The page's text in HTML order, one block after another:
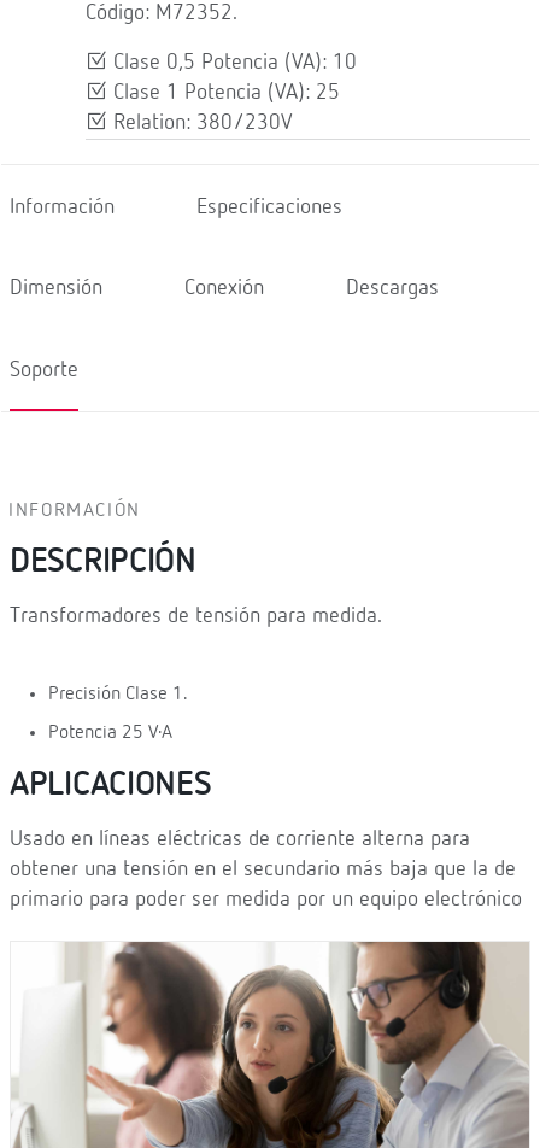
Código: M72352.
Clase 0,5 Potencia (VA): 10
Clase 1 Potencia (VA): 25
Relation: 380/230V
Información Especificaciones
Dimensión Conexión Descargas
Soporte
INFORMACIÓN
DESCRIPCIÓN
Transformadores de tensión para medida.
Precisión Clase 1.
Potencia 25 V·A
APLICACIONES
Usado en líneas eléctricas de corriente alterna para
obtener una tensión en el secundario más baja que la de
primario para poder ser medida por un equipo electrónico